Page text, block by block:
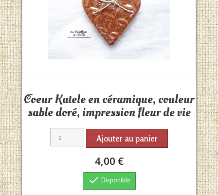
Coeur Katele en céramique, couleur
sable doré, impression fleur de vie
Ajouter au panier
4,00 €
 Disponible